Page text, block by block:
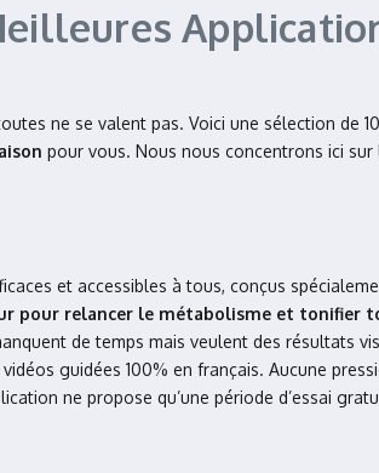
ne se valent pas. Voici une sélection
pour vous. Nous nous concentrons ici
et accessibles à tous, conçus
pour relancer le métabolisme et tonifier
de temps mais veulent des résultats
guidées 100% en français. Aucune
ne propose qu’une période d’essai